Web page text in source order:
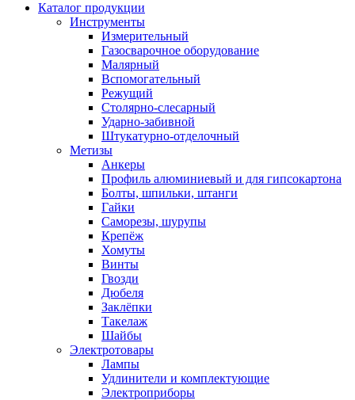
Каталог продукции
Инструменты
Измерительный
Газосварочное оборудование
Малярный
Вспомогательный
Режущий
Столярно-слесарный
Ударно-забивной
Штукатурно-отделочный
Метизы
Анкеры
Профиль алюминиевый и для гипсокартона
Болты, шпильки, штанги
Гайки
Саморезы, шурупы
Крепёж
Хомуты
Винты
Гвозди
Дюбеля
Заклёпки
Такелаж
Шайбы
Электротовары
Лампы
Удлинители и комплектующие
Электроприборы